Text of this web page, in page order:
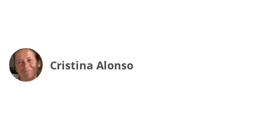
Cristina Alonso